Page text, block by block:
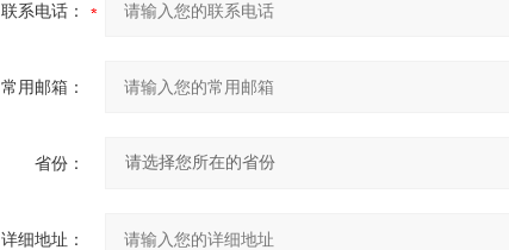
联系电话：
常用邮箱：
省份：
详细地址：